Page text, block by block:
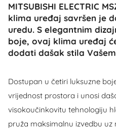
MITSUBISHI ELECTRIC
klima uređaj savršen je
uredu. S elegantnim
boje, ovaj klima uređaj
dodati dašak stila
Dostupan u četiri luksuzne
vrijednost prostora i unosi
visokoučinkovitu tehnologiju
pruža maksimalnu izvedbu